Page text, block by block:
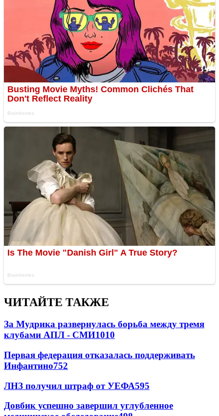
ЧИТАЙТЕ ТАКЖЕ
За Мудрика развернулась борьба между тремя
клубами АПЛ - СМИ1010
Первая федерация отказалась поддерживать
Инфантино752
ЛНЗ получил штраф от УЕФА595
Довбик успешно завершил углубленное